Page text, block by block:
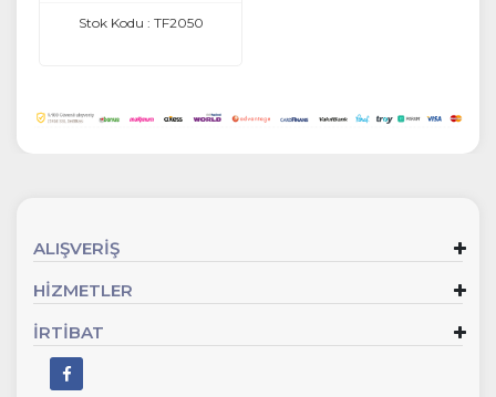
Stok Kodu : TF2050
ALIŞVERİŞ
HİZMETLER
İRTİBAT